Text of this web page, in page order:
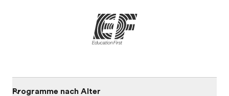
Programme nach Alter